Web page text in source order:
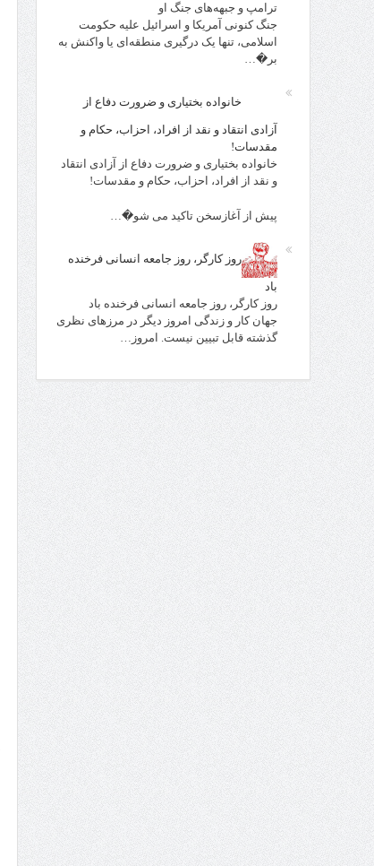
ترامپ و جبهه‌های جنگ او
جنگ کنونی آمریکا و اسرائیل علیه حکومت
اسلامی، تنها یک درگیری منطقه‌ای یا واکنش به
بر�…
خانواده بختیاری و ضرورت دفاع از
آزادی انتقاد و نقد از افراد، احزاب، حکام و
مقدسات!
خانواده بختیاری و ضرورت دفاع از آزادی انتقاد
و نقد از افراد، احزاب، حکام و مقدسات!
پیش از آغازسخن تاکید می شو�…
روز کارگر، روز جامعه انسانی فرخنده
باد
روز کارگر، روز جامعه انسانی فرخنده باد
جهان کار و زندگی امروز دیگر در مرزهای نظری
گذشته قابل تبیین نیست. امروز…